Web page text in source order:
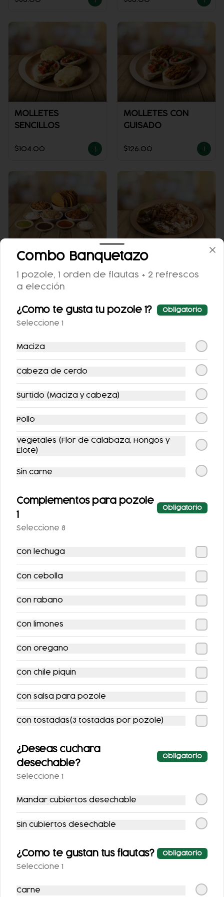
MOLLETES
SENCILLOS
$104.00
MOLLETES CON
GUISADO
$126.00
PAQUETOSTADAS
CHILAQUILES CON
MACIZA
RELLENAS CON
POLLO
$118.00
$100.00
HORCHATA 500ML
$52.00
TAMARINDO 500ML
JUGO VERDE JUGO DE NARANJA
Combo Banquetazo
1 pozole, 1 orden de flautas + 2 refrescos
a elección
¿Como te gusta tu pozole 1? Obligatorio
Seleccione 1
Maciza
Cabeza de cerdo
Surtido (Maciza y cabeza)
Pollo
Vegetales (Flor de Calabaza, Hongos y
Elote)
Sin carne
Complementos para pozole
1
Obligatorio
Seleccione 8
Con lechuga
Con cebolla
Con rabano
Con limones
Con oregano
Con chile piquin
Con salsa para pozole
Con tostadas(3 tostadas por pozole)
¿Deseas cuchara
desechable?
Obligatorio
Seleccione 1
Mandar cubiertos desechable
Sin cubiertos desechable
¿Como te gustan tus flautas? Obligatorio
Seleccione 1
Carne